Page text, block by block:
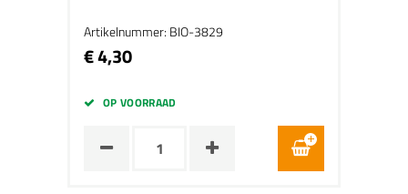
Artikelnummer: BIO-3829
€ 4,30
OP VOORRAAD